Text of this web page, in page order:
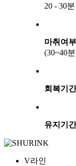
20 - 30분
마취여부
(30~40
회복기간
유지기간
V라인